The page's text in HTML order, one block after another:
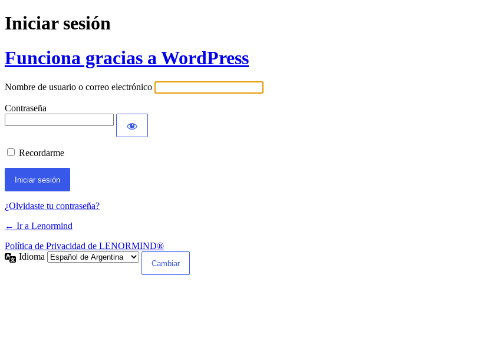
Iniciar sesión
Funciona gracias a WordPress
Nombre de usuario o correo electrónico
Contraseña
Recordarme
¿Olvidaste tu contraseña?
← Ir a Lenormind
Política de Privacidad de LENORMIND®
Idioma